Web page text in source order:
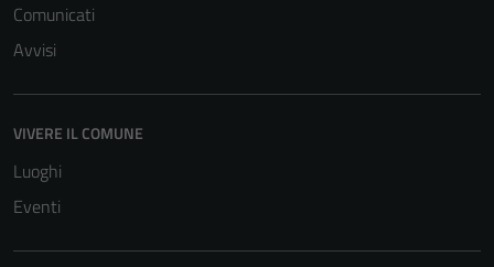
Comunicati
Avvisi
VIVERE IL COMUNE
Luoghi
Eventi
per il
Questi cookie